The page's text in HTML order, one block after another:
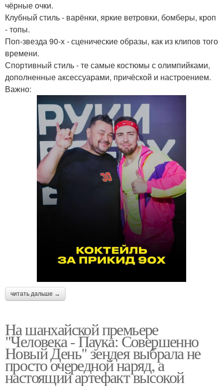
чёрные очки.
Клубный стиль - варёнки, яркие ветровки, бомберы, кроп
- топы.
Поп-звезда 90-х - сценические образы, как из клипов того
времени.
Спортивный стиль - те самые костюмы с олимпийками,
дополненные аксессуарами, причёской и настроением.
Важно:
читать дальше →
На шанхайской премьере
"Человека - Паука: Совершенно
Новый День" зендея выбрала не
просто очередной наряд, а
настоящий артефакт высокой